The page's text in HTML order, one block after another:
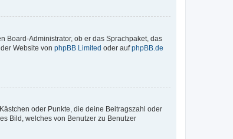
Board-Administrator, ob er das Sprachpaket, das
Website von phpBB Limited oder aufphpBB.de
oder Punkte, die deine Beitragszahl oder
Bild, welches von Benutzer zu Benutzer